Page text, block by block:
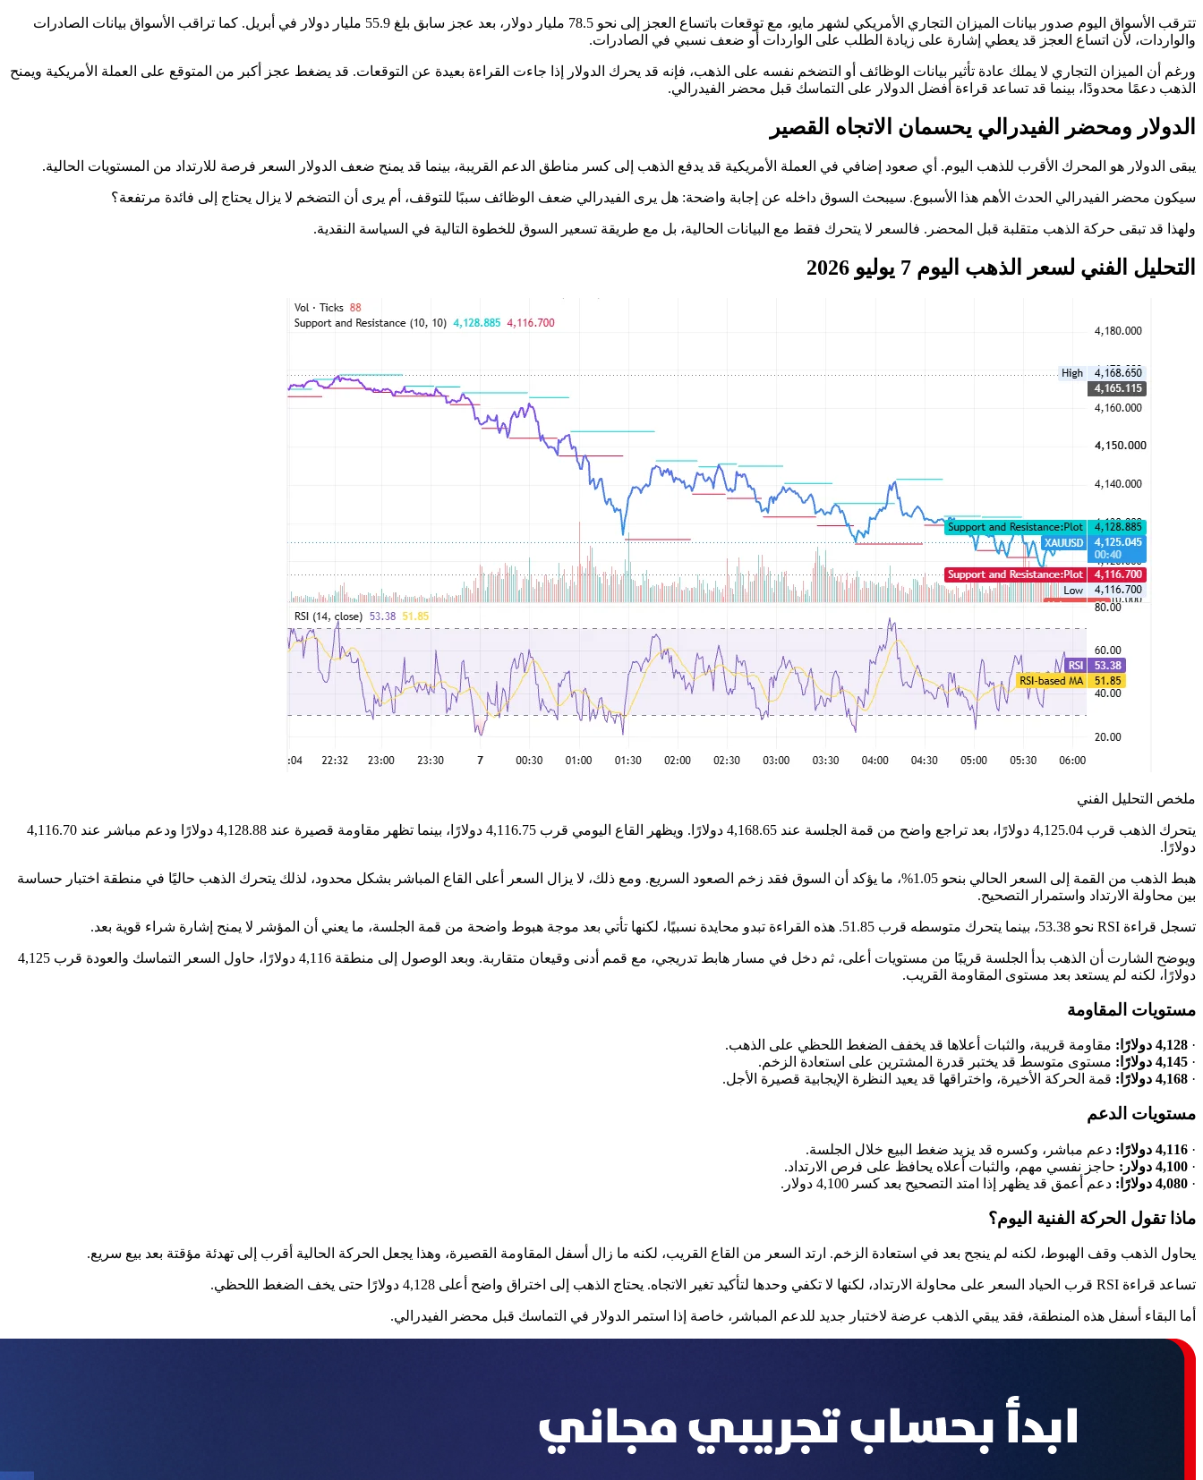
تترقب الأسواق اليوم صدور بيانات الميزان التجاري الأمريكي لشهر مايو، مع توقعات باتساع العجز إلى نحو 78.5 مليار دولار، بعد عجز سابق بلغ 55.9 مليار دولار في أبريل. كما تراقب الأسواق بيانات الصادرات
والواردات، لأن اتساع العجز قد يعطي إشارة على زيادة الطلب على الواردات أو ضعف نسبي في الصادرات.
ورغم أن الميزان التجاري لا يملك عادة تأثير بيانات الوظائف أو التضخم نفسه على الذهب، فإنه قد يحرك الدولار إذا جاءت القراءة بعيدة عن التوقعات. قد يضغط عجز أكبر من المتوقع على العملة الأمريكية ويمنح
الذهب دعمًا محدودًا، بينما قد تساعد قراءة أفضل الدولار على التماسك قبل محضر الفيدرالي.
الدولار ومحضر الفيدرالي يحسمان الاتجاه القصير
يبقى الدولار هو المحرك الأقرب للذهب اليوم. أي صعود إضافي في العملة الأمريكية قد يدفع الذهب إلى كسر مناطق الدعم القريبة، بينما قد يمنح ضعف الدولار السعر فرصة للارتداد من المستويات الحالية.
سيكون محضر الفيدرالي الحدث الأهم هذا الأسبوع. سيبحث السوق داخله عن إجابة واضحة: هل يرى الفيدرالي ضعف الوظائف سببًا للتوقف، أم يرى أن التضخم لا يزال يحتاج إلى فائدة مرتفعة؟
ولهذا قد تبقى حركة الذهب متقلبة قبل المحضر. فالسعر لا يتحرك فقط مع البيانات الحالية، بل مع طريقة تسعير السوق للخطوة التالية في السياسة النقدية.
التحليل الفني لسعر الذهب اليوم 7 يوليو 2026
ملخص التحليل الفني
يتحرك الذهب قرب 4,125.04 دولارًا، بعد تراجع واضح من قمة الجلسة عند 4,168.65 دولارًا. ويظهر القاع اليومي قرب 4,116.75 دولارًا، بينما تظهر مقاومة قصيرة عند 4,128.88 دولارًا ودعم مباشر عند 4,116.70
دولارًا.
هبط الذهب من القمة إلى السعر الحالي بنحو 1.05%، ما يؤكد أن السوق فقد زخم الصعود السريع. ومع ذلك، لا يزال السعر أعلى القاع المباشر بشكل محدود، لذلك يتحرك الذهب حاليًا في منطقة اختبار حساسة
بين محاولة الارتداد واستمرار التصحيح.
تسجل قراءة RSI نحو 53.38، بينما يتحرك متوسطه قرب 51.85. هذه القراءة تبدو محايدة نسبيًا، لكنها تأتي بعد موجة هبوط واضحة من قمة الجلسة، ما يعني أن المؤشر لا يمنح إشارة شراء قوية بعد.
ويوضح الشارت أن الذهب بدأ الجلسة قريبًا من مستويات أعلى، ثم دخل في مسار هابط تدريجي، مع قمم أدنى وقيعان متقاربة. وبعد الوصول إلى منطقة 4,116 دولارًا، حاول السعر التماسك والعودة قرب 4,125
دولارًا، لكنه لم يستعد بعد مستوى المقاومة القريب.
مستويات المقاومة
· 4,128 دولارًا:
مقاومة قريبة، والثبات أعلاها قد يخفف الضغط اللحظي على الذهب.
· 4,145 دولارًا:
مستوى متوسط قد يختبر قدرة المشترين على استعادة الزخم.
· 4,168 دولارًا: قمة الحركة الأخيرة، واختراقها قد يعيد النظرة الإيجابية قصيرة الأجل.
مستويات الدعم
· 4,116 دولارًا:
دعم مباشر، وكسره قد يزيد ضغط البيع خلال الجلسة.
· 4,100 دولار:
حاجز نفسي مهم، والثبات أعلاه يحافظ على فرص الارتداد.
· 4,080 دولارًا: دعم أعمق قد يظهر إذا امتد التصحيح بعد كسر 4,100 دولار.
ماذا تقول الحركة الفنية اليوم؟
يحاول الذهب وقف الهبوط، لكنه لم ينجح بعد في استعادة الزخم. ارتد السعر من القاع القريب، لكنه ما زال أسفل المقاومة القصيرة، وهذا يجعل الحركة الحالية أقرب إلى تهدئة مؤقتة بعد بيع سريع.
تساعد قراءة RSI قرب الحياد السعر على محاولة الارتداد، لكنها لا تكفي وحدها لتأكيد تغير الاتجاه. يحتاج الذهب إلى اختراق واضح أعلى 4,128 دولارًا حتى يخف الضغط اللحظي.
أما البقاء أسفل هذه المنطقة، فقد يبقي الذهب عرضة لاختبار جديد للدعم المباشر، خاصة إذا استمر الدولار في التماسك قبل محضر الفيدرالي.